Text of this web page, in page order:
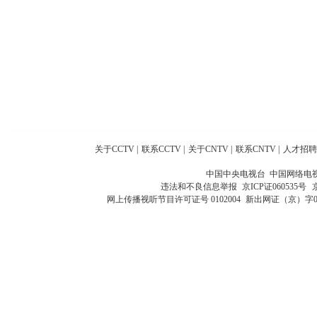
关于CCTV 联系CCTV 关于CNTV 联系CNTV 人才招聘
中国中央电视台 中国网络电
违法和不良信息举报 京ICP证060535号
网上传播视听节目许可证号 0102004 新出网证（京）